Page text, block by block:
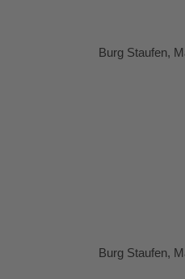
Burg Staufen,
Burg Staufen,